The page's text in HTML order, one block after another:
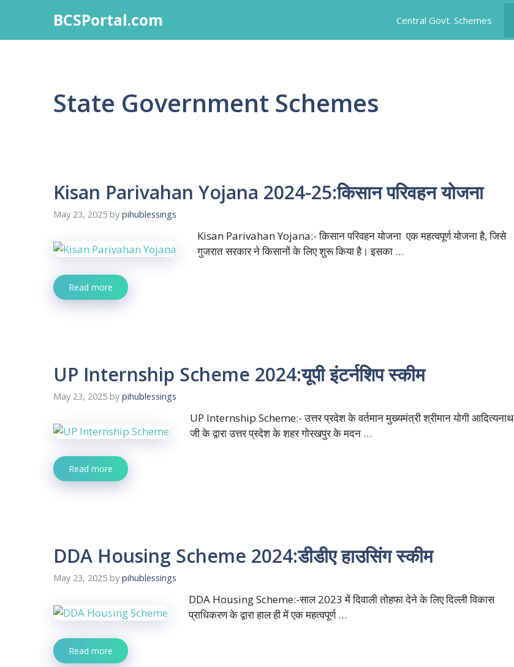
content
BCSPortal.com Central Govt. Schemes
State Government Schemes
Kisan Parivahan Yojana 2024-25:किसान परिवहन योजना
May 23, 2025 by pihublessings
Kisan Parivahan Yojana:- किसान परिवहन योजना एक महत्वपूर्ण योजना है, जिसे
गुजरात सरकार ने किसानों के लिए शुरू किया है। इसका …
Read more
UP Internship Scheme 2024:यूपी इंटर्नशिप स्कीम
May 23, 2025 by pihublessings
UP Internship Scheme:- उत्तर प्रदेश के वर्तमान मुख्यमंत्री श्रीमान योगी आदित्यनाथ
जी के द्वारा उत्तर प्रदेश के शहर गोरखपुर के मदन …
Read more
DDA Housing Scheme 2024:डीडीए हाउसिंग स्कीम
May 23, 2025 by pihublessings
DDA Housing Scheme:-साल 2023 में दिवाली तोहफा देने के लिए दिल्ली विकास
प्राधिकरण के द्वारा हाल ही में एक महत्वपूर्ण …
Read more